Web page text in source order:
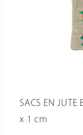
SACS EN
x 1 cm